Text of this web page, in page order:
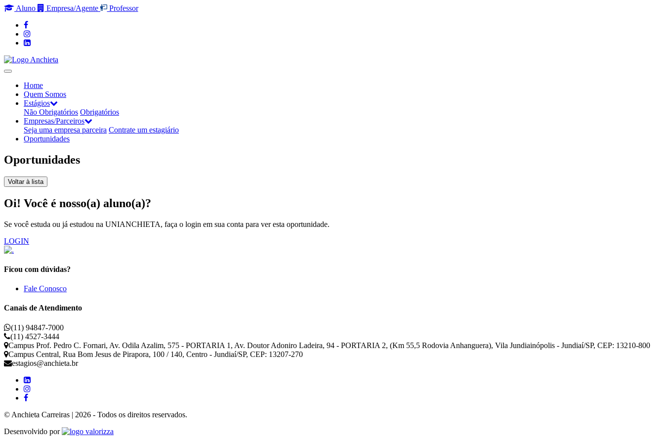
Aluno Empresa/Agente Professor
Home
Quem Somos
Estágios
Não Obrigatórios Obrigatórios
Empresas/Parceiros
Seja uma empresa parceira Contrate um estagiário
Oportunidades
Oportunidades
Voltar à lista
Oi! Você é nosso(a) aluno(a)?
Se você estuda ou já estudou na UNIANCHIETA, faça o login em sua conta para ver esta oportunidade.
LOGIN
Ficou com dúvidas?
Fale Conosco
Canais de Atendimento
(11) 94847-7000
(11) 4527-3444
Campus Prof. Pedro C. Fornari, Av. Odila Azalim, 575 - PORTARIA 1, Av. Doutor Adoniro Ladeira, 94 - PORTARIA 2, (Km 55,5 Rodovia Anhanguera), Vila Jundiainópolis - Jundiaí/SP, CEP: 13210-800
Campus Central, Rua Bom Jesus de Pirapora, 100 / 140, Centro - Jundiaí/SP, CEP: 13207-270
estagios@anchieta.br
© Anchieta Carreiras | 2026 - Todos os direitos reservados.
Desenvolvido por